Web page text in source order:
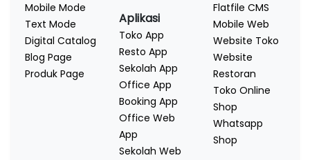
Mobile Mode
Text Mode
Digital Catalog
Blog Page
Produk Page
Aplikasi
Toko App
Resto App
Sekolah App
Office App
Booking App
Office Web
App
Sekolah Web
Flatfile CMS
Mobile Web
Website Toko
Website
Restoran
Toko Online
Shop
Whatsapp
Shop